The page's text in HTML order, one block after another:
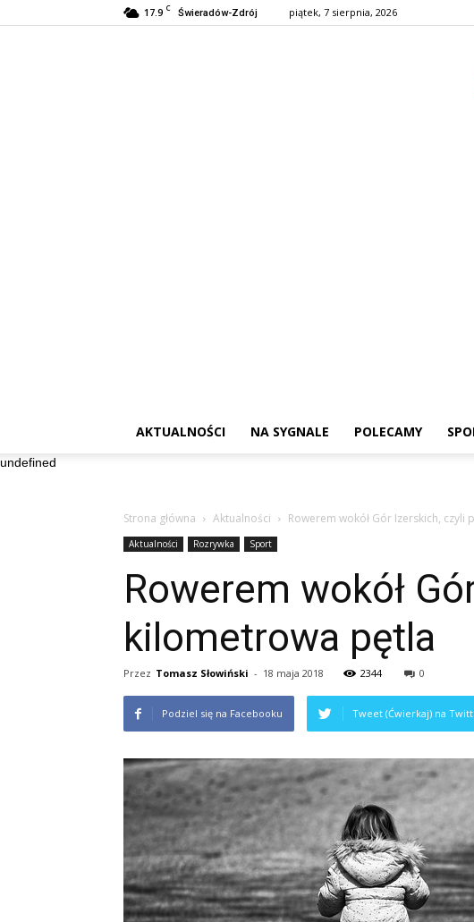
17.9 C Świeradów-Zdrój piątek, 7 sierpnia, 2026
AKTUALNOŚCI NA SYGNALE POLECAMY
undefined
Strona główna Aktualności Rowerem wokół Gór Izerskich,
Aktualności Rozrywka Sport
Rowerem wokół
kilometrowa pętla
Przez Tomasz Słowiński - 18 maja 2018 2344 0
Podziel się na Facebooku Tweet (Ćwierkaj) na